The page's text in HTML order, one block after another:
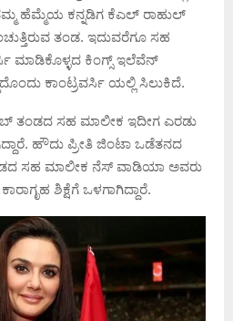
ಹೆಮ್ಮೆಯ ಕನ್ನಡಿಗ ಕೆಎಲ್ ರಾಹುಲ್
ತಂಡ. ಇದುವರೆಗೂ ಸಹ
ಮಾಡಿಕೊಳ್ಳದ ಕಿಂಗ್ಸ್ ಇಲೆವೆನ್
ಕಾಂಟ್ರವರ್ಸಿ ಯಲ್ಲಿ ಸಿಲುಕಿದೆ.
ತಂಡದ ಸಹ ಮಾಲೀಕ ಇದೀಗ ಎರಡು
ಹೌದು ಪ್ರೀತಿ ಜಿಂಟಾ ಒಡೆತನದ
ಸಹ ಮಾಲೀಕ ನೆಸ್ ವಾಡಿಯಾ ಅವರು
ಶಿಕ್ಷೆಗೆ ಒಳಗಾಗಿದ್ದಾರೆ.